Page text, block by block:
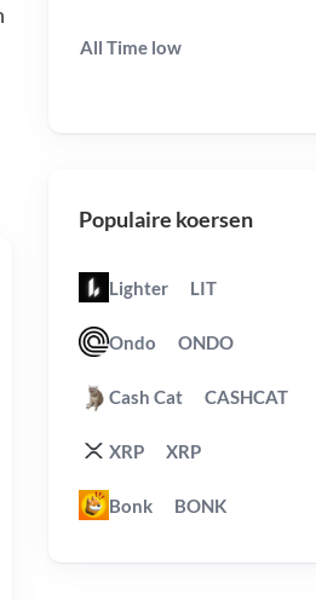
All Time low
Populaire koersen
Lighter LIT
Ondo ONDO
Cash Cat CASHCAT
XRP XRP
Bonk BONK